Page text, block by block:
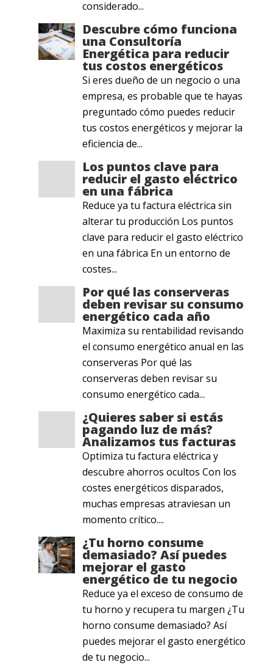
considerado...
Descubre cómo funciona
una Consultoría
Energética para reducir
tus costos energéticos
Si eres dueño de un negocio o una
empresa, es probable que te hayas
preguntado cómo puedes reducir
tus costos energéticos y mejorar la
eficiencia de...
Los puntos clave para
reducir el gasto eléctrico
en una fábrica
Reduce ya tu factura eléctrica sin
alterar tu producción Los puntos
clave para reducir el gasto eléctrico
en una fábrica En un entorno de
costes...
Por qué las conserveras
deben revisar su consumo
energético cada año
Maximiza su rentabilidad revisando
el consumo energético anual en las
conserveras Por qué las
conserveras deben revisar su
consumo energético cada...
¿Quieres saber si estás
pagando luz de más?
Analizamos tus facturas
Optimiza tu factura eléctrica y
descubre ahorros ocultos Con los
costes energéticos disparados,
muchas empresas atraviesan un
momento crítico....
¿Tu horno consume
demasiado? Así puedes
mejorar el gasto
energético de tu negocio
Reduce ya el exceso de consumo de
tu horno y recupera tu margen ¿Tu
horno consume demasiado? Así
puedes mejorar el gasto energético
de tu negocio...